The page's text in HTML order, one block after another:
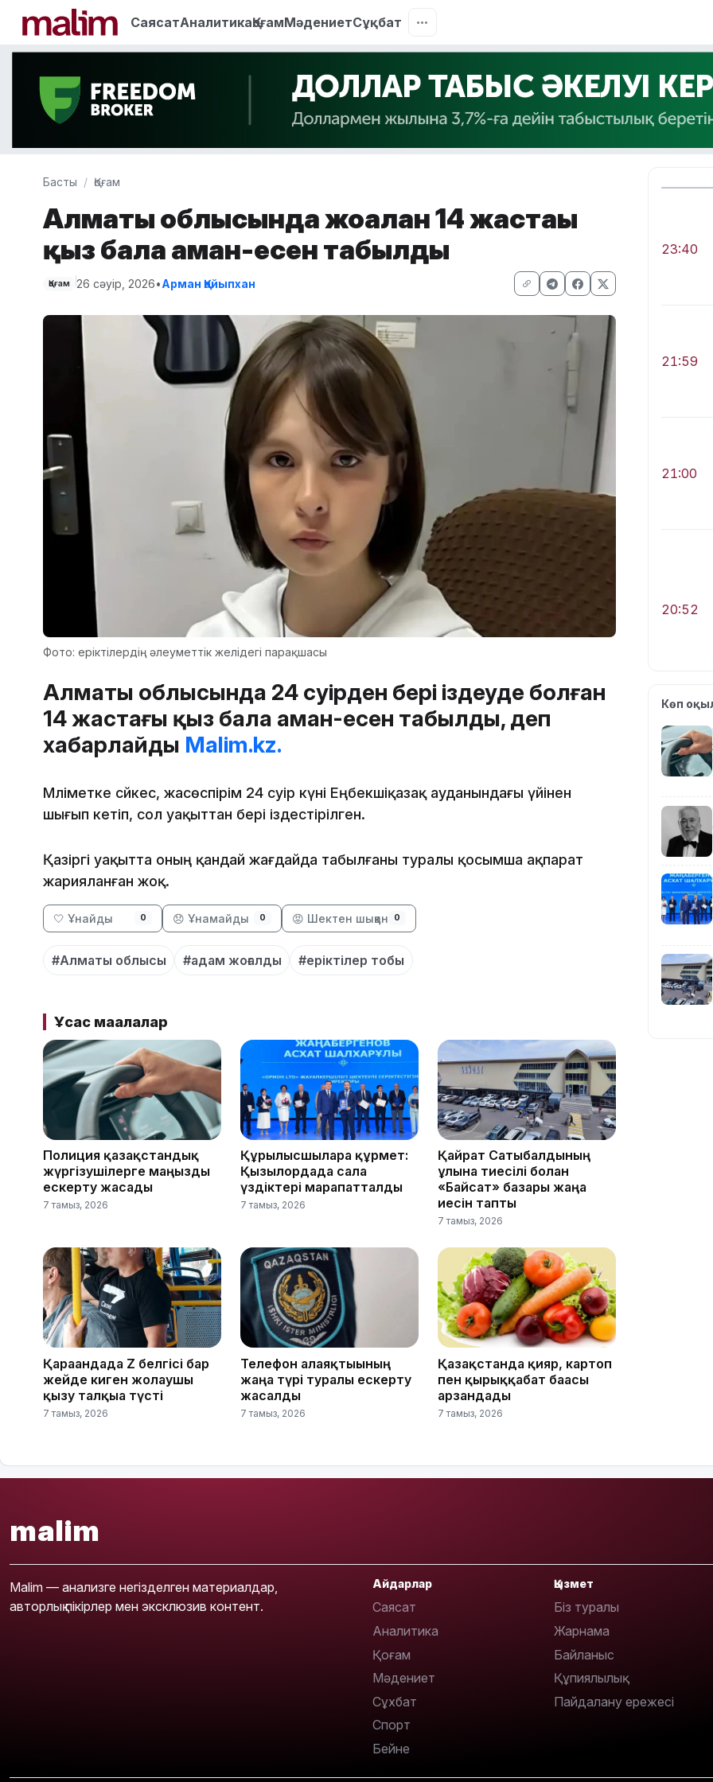
СаясатАналитикаҚоғамМәдениетСұқбат
Басты Қоғам
Алматы облысында жоғалған 14 жастағы
қыз бала аман-есен табылды
Қоғам 26 сәуір, 2026•Арман Қайыпхан
Фото: еріктілердің әлеуметтік желідегі парақшасы
Алматы облысында 24 сәуірден бері іздеуде болған
14 жастағы қыз бала аман-есен табылды, деп
хабарлайды Malim.kz.
Мәліметке сәйкес, жасөспірім 24 сәуір күні Еңбекшіқазақ ауданындағы үйінен
шығып кетіп, сол уақыттан бері іздестірілген.
Қазіргі уақытта оның қандай жағдайда табылғаны туралы қосымша ақпарат
жарияланған жоқ.
🤍 Ұнайды 0 😞 Ұнамайды 0 😡 Шектен шыққан 0
#Алматы облысы #адам жоғалды #еріктілер тобы
Ұқсас мақалалар
Полиция қазақстандық
жүргізушілерге маңызды
ескерту жасады
7 тамыз, 2026
Құрылысшыларға құрмет:
Қызылордада сала
үздіктері марапатталды
7 тамыз, 2026
Қайрат Сатыбалдының
ұлына тиесілі болған
«Байсат» базары жаңа
иесін тапты
7 тамыз, 2026
Қарағандада Z белгісі бар
жейде киген жолаушы
қызу талқыға түсті
7 тамыз, 2026
Телефон алаяқтығының
жаңа түрі туралы ескерту
жасалды
7 тамыз, 2026
Қазақстанда қияр, картоп
пен қырыққабат бағасы
арзандады
7 тамыз, 2026
23:40
21:59
21:00
20:52
19:39
18:45
Көп
malim
Malim — анализге негізделген материалдар,
авторлық пікірлер мен эксклюзив контент.
Айдарлар
Саясат
Аналитика
Қоғам
Мәдениет
Сұхбат
Спорт
Бейне
Қызмет
Біз туралы
Жарнама
Байланыс
Құпиялылық
Пайдалану ережесі